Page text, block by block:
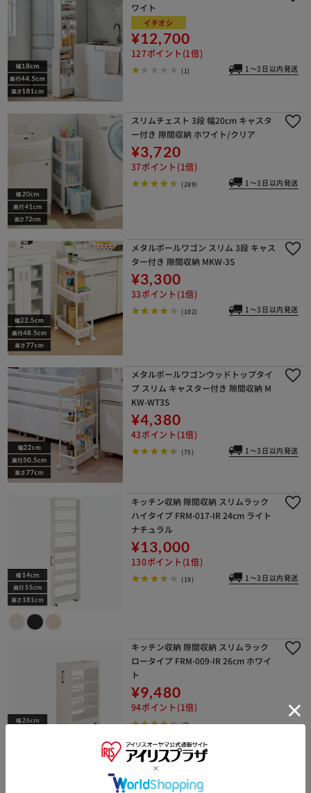
ワイト
イチオシ
¥12,700
127ポイント(1倍)
(1) 1～3日以内発送
スリムチェスト 3段 幅20cm キャスタ
ー付き 隙間収納 ホワイト/クリア
¥3,720
37ポイント(1倍)
(289) 1～3日以内発送
メタルポールワゴン スリム 3段 キャス
ター付き 隙間収納 MKW-3S
¥3,300
33ポイント(1倍)
(102) 1～3日以内発送
メタルポールワゴンウッドトップタイ
プ スリム キャスター付き 隙間収納 M
KW-WT3S
¥4,380
43ポイント(1倍)
(75) 1～3日以内発送
キッチン収納 隙間収納 スリムラック
ハイタイプ FRM-017-IR 24cm ライト
ナチュラル
¥13,000
130ポイント(1倍)
(19) 1～3日以内発送
キッチン収納 隙間収納 スリムラック
ロータイプ FRM-009-IR 26cm ホワイ
ト
¥9,480
94ポイント(1倍)
(7)